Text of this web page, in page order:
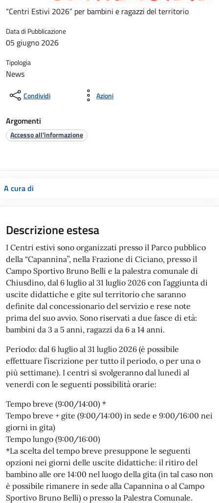
“Centri Estivi 2026” per bambini e ragazzi del territorio
Data di Pubblicazione
05 giugno 2026
Tipologia
News
Condividi Azioni
Argomenti
Accesso all'informazione
A cura di
Descrizione estesa
I Centri estivi sono organizzati presso il Parco pubblico
della “Capannina”, nella Frazione di Ciciano, presso il
Campo Sportivo Bruno Belli e la palestra comunale di
Chiusdino, dal 6 luglio al 31 luglio 2026 con l’aggiunta di
uscite didattiche e gite sul territorio che saranno
definite dal concessionario del servizio e rese note
prima del suo avvio. Sono riservati a due fasce di età:
bambini da 3 a 5 anni, ragazzi da 6 a 14 anni.
Periodo: dal 6 luglio al 31 luglio 2026 (è possibile
effettuare l’iscrizione per tutto il periodo, o per una o
più settimane). I centri si svolgeranno dal lunedì al
venerdì con le seguenti possibilità orarie:
Tempo breve (9:00/14:00) *
Tempo breve + gite (9:00/14:00) in sede e 9:00/16:00 nei
giorni in gita)
Tempo lungo (9:00/16:00)
*La scelta del tempo breve presuppone le seguenti
opzioni nei giorni delle uscite didattiche: il ritiro del
bambino alle ore 14:00 nel luogo della gita (in tal caso non
è possibile rimanere in sede alla Capannina o al Campo
Sportivo Bruno Belli) o presso la Palestra Comunale.